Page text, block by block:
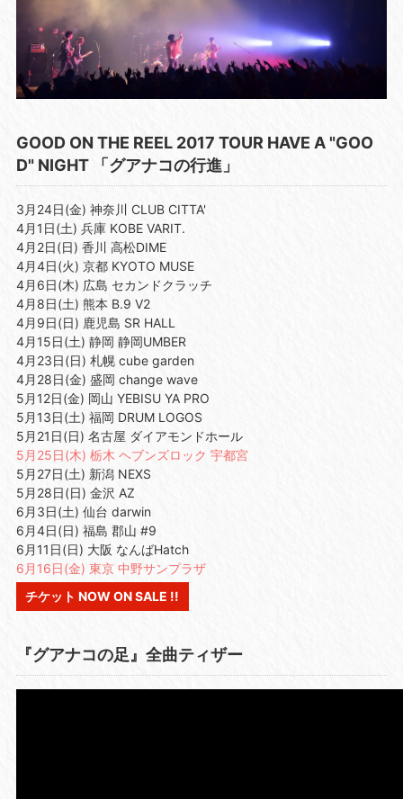
GOOD ON THE REEL 2017 TOUR HAVE A "GOO
D" NIGHT 「グアナコの行進」
3月24日(金) 神奈川 CLUB CITTA'
4月1日(土) 兵庫 KOBE VARIT.
4月2日(日) 香川 高松DIME
4月4日(火) 京都 KYOTO MUSE
4月6日(木) 広島 セカンドクラッチ
4月8日(土) 熊本 B.9 V2
4月9日(日) 鹿児島 SR HALL
4月15日(土) 静岡 静岡UMBER
4月23日(日) 札幌 cube garden
4月28日(金) 盛岡 change wave
5月12日(金) 岡山 YEBISU YA PRO
5月13日(土) 福岡 DRUM LOGOS
5月21日(日) 名古屋 ダイアモンドホール
5月25日(木) 栃木 ヘブンズロック 宇都宮
5月27日(土) 新潟 NEXS
5月28日(日) 金沢 AZ
6月3日(土) 仙台 darwin
6月4日(日) 福島 郡山 #9
6月11日(日) 大阪 なんばHatch
6月16日(金) 東京 中野サンプラザ
チケット NOW ON SALE !!
『グアナコの足』全曲ティザー